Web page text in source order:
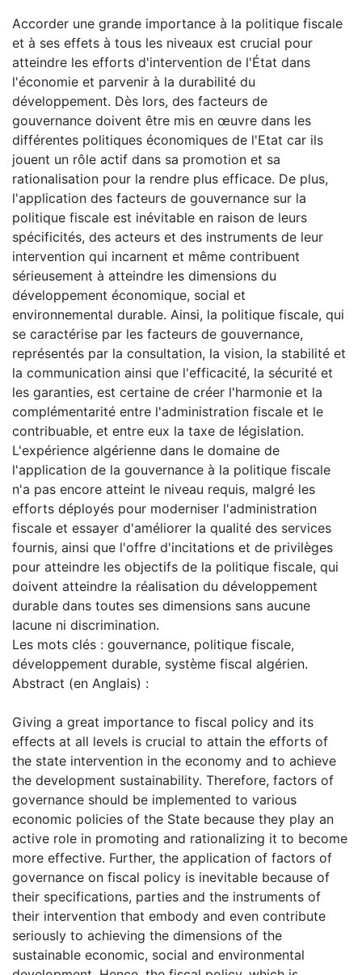
Accorder une grande importance à la politique fiscale
et à ses effets à tous les niveaux est crucial pour
atteindre les efforts d'intervention de l'État dans
l'économie et parvenir à la durabilité du
développement. Dès lors, des facteurs de
gouvernance doivent être mis en œuvre dans les
différentes politiques économiques de l'Etat car ils
jouent un rôle actif dans sa promotion et sa
rationalisation pour la rendre plus efficace. De plus,
l'application des facteurs de gouvernance sur la
politique fiscale est inévitable en raison de leurs
spécificités, des acteurs et des instruments de leur
intervention qui incarnent et même contribuent
sérieusement à atteindre les dimensions du
développement économique, social et
environnemental durable. Ainsi, la politique fiscale, qui
se caractérise par les facteurs de gouvernance,
représentés par la consultation, la vision, la stabilité et
la communication ainsi que l'efficacité, la sécurité et
les garanties, est certaine de créer l'harmonie et la
complémentarité entre l'administration fiscale et le
contribuable, et entre eux la taxe de législation.
L'expérience algérienne dans le domaine de
l'application de la gouvernance à la politique fiscale
n'a pas encore atteint le niveau requis, malgré les
efforts déployés pour moderniser l'administration
fiscale et essayer d'améliorer la qualité des services
fournis, ainsi que l'offre d'incitations et de privilèges
pour atteindre les objectifs de la politique fiscale, qui
doivent atteindre la réalisation du développement
durable dans toutes ses dimensions sans aucune
lacune ni discrimination.
Les mots clés : gouvernance, politique fiscale,
développement durable, système fiscal algérien.
Abstract (en Anglais) :
Giving a great importance to fiscal policy and its
effects at all levels is crucial to attain the efforts of
the state intervention in the economy and to achieve
the development sustainability. Therefore, factors of
governance should be implemented to various
economic policies of the State because they play an
active role in promoting and rationalizing it to become
more effective. Further, the application of factors of
governance on fiscal policy is inevitable because of
their specifications, parties and the instruments of
their intervention that embody and even contribute
seriously to achieving the dimensions of the
sustainable economic, social and environmental